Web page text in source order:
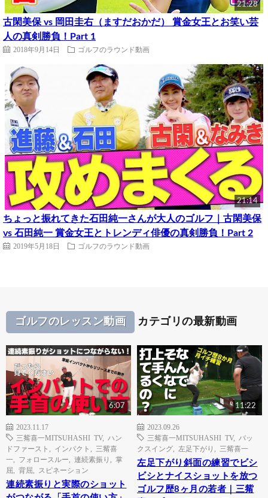
21:28
古閑美保 vs 岡田圭右（ますだおかだ） 賞金女王とお笑い芸
人の真剣勝負！Part 1
2018年9月14日 ゴルフのラウンド動画
21:14
ちょっと振れてきた石田純一さんが大人のゴルフ｜古閑美保
vs 石田純一 賞金女王とトレンディ俳優の真剣勝負！Part 2
2019年5月18日 ゴルフのラウンド動画
ゴルフのレッスン動画 カテゴリの最新動画
6:07
2023.11.17
三觜喜一MITSUHASHI TV, ハン
ドファースト
インパクト
三觜喜
一
フォロースルー 連続素振り
掌
屈
背屈 スピネーション
連続素振りと実際のショット
11:22
2023.09.26
三觜喜一MITSUHASHI TV, バッ
クスイング
左足下がり 三觜喜一
左足下がり斜面の練習でビシ
ビシとナイスショットを放つ
ゴルフ歴8ヶ月の若者｜三觜